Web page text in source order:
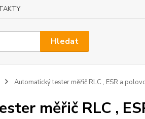
Hledat
Automatický tester měřič RLC , ESR a
měřič RLC ,